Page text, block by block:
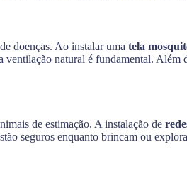
doenças. Ao instalar uma tela
natural é fundamental.
de estimação. A instalação de
seguros enquanto brincam ou